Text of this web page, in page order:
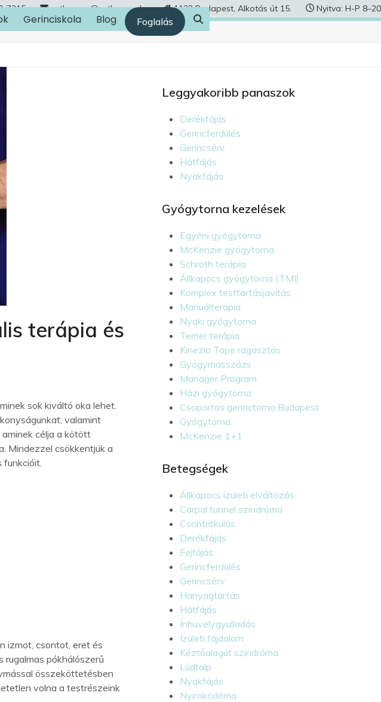
7315 arthuman@arthuman.hu 1122 Budapest, Alkotás út 15. Nyitva: H-P 8–20
Gerinciskola Blog Foglalás
terápia és
sok kiváltó oka lehet.
valamint
célja a kötött
Mindezzel csökkentjük a
funkcióit.
izmot, csontot, eret és
pókhálószerű
összeköttetésben
volna a testrészeink
Leggyakoribb panaszok
Derékfájás
Gerincferdülés
Gerincsérv
Hátfájás
Nyakfájás
Gyógytorna kezelések
Egyéni gyógytorna
McKenzie gyógytorna
Schroth terápia
Állkapocs gyógytorna (TMI)
Komplex testtartásjavítás
Manuálterápia
Nyaki gyógytorna
Terrier terápia
Kinezio Tape ragasztás
Gyógymasszázs
Manager Program
Házi gyógytorna
Csoportos gerinctorna Budapest
Gyógytorna
McKenzie 1+1
Betegségek
Állkapocs ízületi elváltozás
Carpal tunnel szindróma
Csontritkulás
Derékfájás
Fejfájás
Gerincferdülés
Gerincsérv
Hanyagtartás
Hátfájás
Ínhüvelygyulladás
Ízületi fájdalom
Kéztőalagút szindróma
Lúdtalp
Nyakfájás
Nyiroködéma